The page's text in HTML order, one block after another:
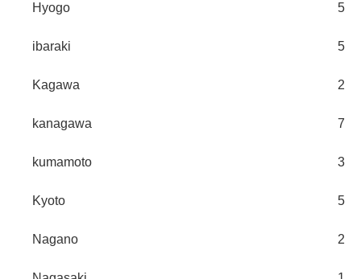
Hyogo 5
ibaraki 5
Kagawa 2
kanagawa 7
kumamoto 3
Kyoto 5
Nagano 2